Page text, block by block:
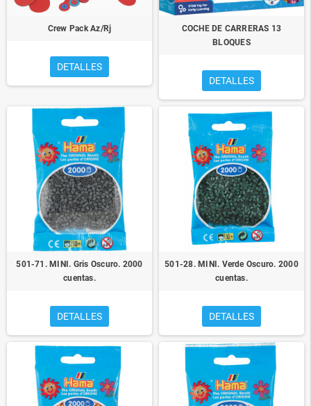
Crew Pack Az/Rj
DETALLES
COCHE DE CARRERAS 13
BLOQUES
DETALLES
501-71. MINI. Gris Oscuro. 2000
cuentas.
DETALLES
501-28. MINI. Verde Oscuro. 2000
cuentas.
DETALLES